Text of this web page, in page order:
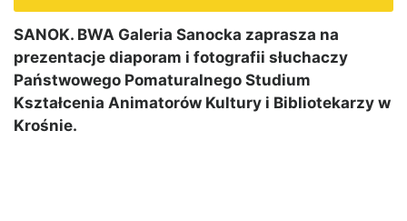
SANOK. BWA Galeria Sanocka zaprasza na
prezentacje diaporam i fotografii słuchaczy
Państwowego Pomaturalnego Studium
Kształcenia Animatorów Kultury i Bibliotekarzy w
Krośnie.